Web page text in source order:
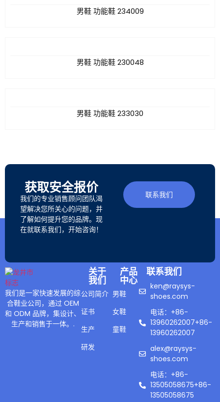
男鞋 功能鞋 234009
男鞋 功能鞋 230048
男鞋 功能鞋 233030
获取安全报价
我们的专业销售顾问团队渴
望解决您所关心的问题，并
了解如何提升您的品牌。现
在就联系我们，开始咨询！
联系我们
我们是一家快速发展的综
合鞋业公司，通过 OEM
和 ODM 品牌，集设计、
生产和销售于一体。.
关于
我们
公司简介
证书
生产
研发
产品
中心
男鞋
女鞋
童鞋
联系我们
ken@raysys-
shoes.com
电话：+86-
13960262007+86-
13960262007
alex@raysys-
shoes.com
电话：+86-
13505058675+86-
13505058675